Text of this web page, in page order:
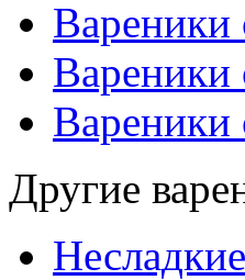
Вареники
Вареники
Вареники
Другие